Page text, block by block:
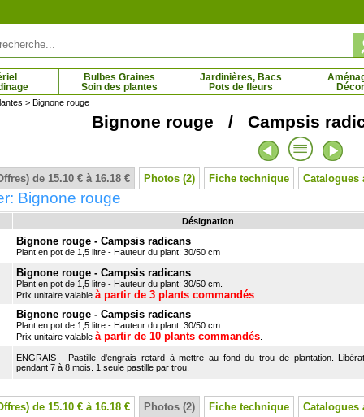
Bulbes Graines
Soin des plantes
Jardinières, Bacs
Pots de fleurs
> Bignone rouge
Bignone rouge / Campsis
de 15.10 € à 16.18 € Photos (2) Fiche technique Catalogues
Bignone rouge
Désignation
Bignone rouge - Campsis radicans
Plant en pot de 1,5 litre - Hauteur du plant: 30/50 cm
Bignone rouge - Campsis radicans
Plant en pot de 1,5 litre - Hauteur du plant: 30/50 cm.
Prix unitaire valable à partir de 3 plants commandés
Bignone rouge - Campsis radicans
Plant en pot de 1,5 litre - Hauteur du plant: 30/50 cm.
Prix unitaire valable à partir de 10 plants commandés
ENGRAIS - Pastille d'engrais retard à mettre au fond du trou de plantation.
pendant 7 à 8 mois. 1 seule pastille par trou.
de 15.10 € à 16.18 € Photos (2) Fiche technique Catalogues